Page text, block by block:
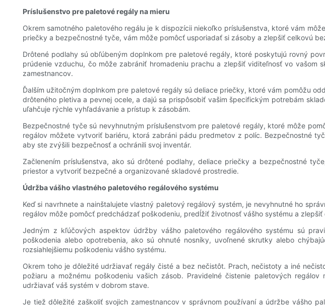
Príslušenstvo pre paletové regály na mieru
Okrem samotného paletového regálu je k dispozícii niekoľko príslušenstva, ktoré vám
priečky a bezpečnostné tyče, vám môže pomôcť usporiadať si zásoby a zlepšiť celkovú
Drôtené podlahy sú obľúbeným doplnkom pre paletové regály, ktoré poskytujú rovný
prúdenie vzduchu, čo môže zabrániť hromadeniu prachu a zlepšiť viditeľnosť vo
zamestnancov.
Ďalším užitočným doplnkom pre paletové regály sú deliace priečky, ktoré vám pomôžu
drôteného pletiva a pevnej ocele, a dajú sa prispôsobiť vašim špecifickým potrebám
uľahčuje rýchle vyhľadávanie a prístup k zásobám.
Bezpečnostné tyče sú nevyhnutným príslušenstvom pre paletové regály, ktoré môže
regálov môžete vytvoriť bariéru, ktorá zabráni pádu predmetov z políc. Bezpečnostné
aby ste zvýšili bezpečnosť a ochránili svoj inventár.
Začlenením príslušenstva, ako sú drôtené podlahy, deliace priečky a bezpečnostné
priestor a vytvoriť bezpečné a organizované skladové prostredie.
Údržba vášho vlastného paletového regálového systému
Keď si navrhnete a nainštalujete vlastný paletový regálový systém, je nevyhnutné ho
regálov môže pomôcť predchádzať poškodeniu, predĺžiť životnosť vášho systému a
Jedným z kľúčových aspektov údržby vášho paletového regálového systému sú
poškodenia alebo opotrebenia, ako sú ohnuté nosníky, uvoľnené skrutky alebo
rozsiahlejšiemu poškodeniu vášho systému.
Okrem toho je dôležité udržiavať regály čisté a bez nečistôt. Prach, nečistoty a iné
požiaru a možnému poškodeniu vašich zásob. Pravidelné čistenie paletových
udržiavať váš systém v dobrom stave.
Je tiež dôležité zaškoliť svojich zamestnancov v správnom používaní a údržbe vášho